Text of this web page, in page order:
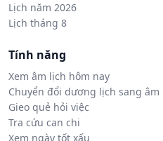
Lịch năm 2026
Lịch tháng 8
Tính năng
Xem âm lịch hôm nay
Chuyển đổi dương lịch sang âm
Gieo quẻ hỏi việc
Tra cứu can chi
Xem ngày tốt xấu